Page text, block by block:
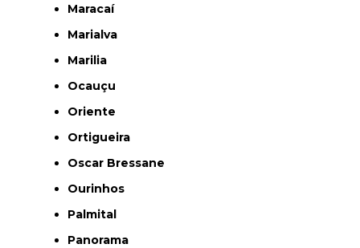
Maracaí
Marialva
Marilia
Ocauçu
Oriente
Ortigueira
Oscar Bressane
Ourinhos
Palmital
Panorama